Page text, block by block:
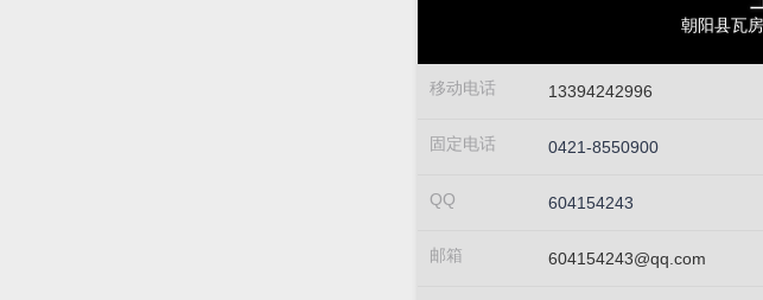
朝阳县瓦
移动电话 13394242996
固定电话 0421-8550900
QQ 604154243
邮箱 604154243@qq.com